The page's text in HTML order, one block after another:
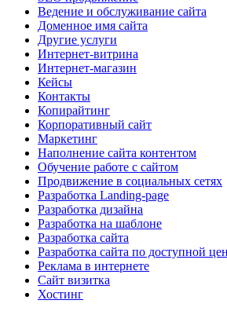
Ведение и обслуживание сайта
Доменное имя сайта
Другие услуги
Интернет-витрина
Интернет-магазин
Кейсы
Контакты
Копирайтинг
Корпоративный сайт
Маркетинг
Наполнение сайта контентом
Обучение работе с сайтом
Продвижение в социальных сетях
Разработка Landing-page
Разработка дизайна
Разработка на шаблоне
Разработка сайта
Разработка сайта по доступной
Реклама в интернете
Сайт визитка
Хостинг